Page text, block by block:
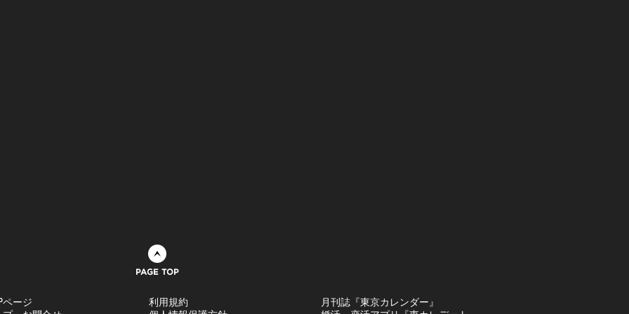
ページ
利用規約
月刊誌『東京カレンダー』